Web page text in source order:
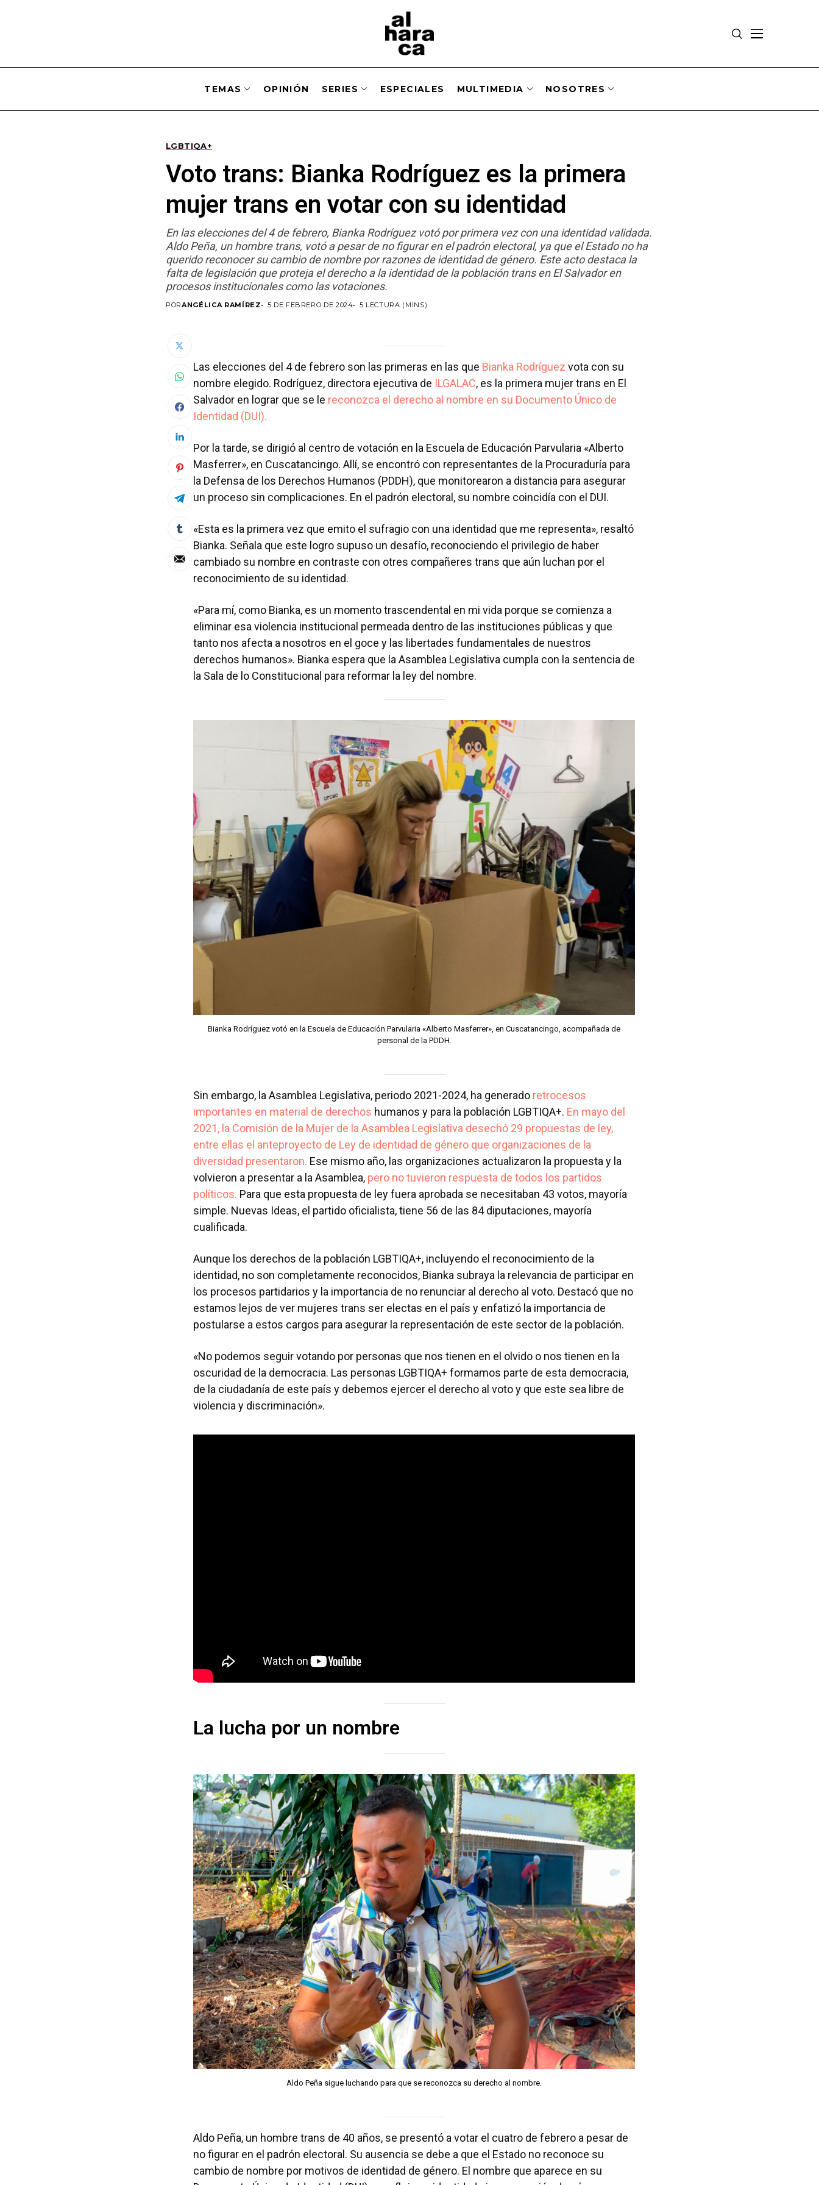
TEMAS OPINIÓN SERIES ESPECIALES MULTIMEDIA NOSOTRES
LGBTIQA+
Voto trans: Bianka Rodríguez es la primera
mujer trans en votar con su identidad
En las elecciones del 4 de febrero, Bianka Rodríguez votó por primera vez con una identidad validada.
Aldo Peña, un hombre trans, votó a pesar de no figurar en el padrón electoral, ya que el Estado no ha
querido reconocer su cambio de nombre por razones de identidad de género. Este acto destaca la
falta de legislación que proteja el derecho a la identidad de la población trans en El Salvador en
procesos institucionales como las votaciones.
PORANGÉLICA RAMÍREZ 5 DE FEBRERO DE 2024 5 LECTURA (MINS)
Las elecciones del 4 de febrero son las primeras en las que Bianka Rodríguez vota con su
nombre elegido. Rodríguez, directora ejecutiva de ILGALAC, es la primera mujer trans en El
Salvador en lograr que se le reconozca el derecho al nombre en su Documento Único de
Identidad (DUI).
Por la tarde, se dirigió al centro de votación en la Escuela de Educación Parvularia «Alberto
Masferrer», en Cuscatancingo. Allí, se encontró con representantes de la Procuraduría para
la Defensa de los Derechos Humanos (PDDH), que monitorearon a distancia para asegurar
un proceso sin complicaciones. En el padrón electoral, su nombre coincidía con el DUI.
«Esta es la primera vez que emito el sufragio con una identidad que me representa», resaltó
Bianka. Señala que este logro supuso un desafío, reconociendo el privilegio de haber
cambiado su nombre en contraste con otres compañeres trans que aún luchan por el
reconocimiento de su identidad.
«Para mí, como Bianka, es un momento trascendental en mi vida porque se comienza a
eliminar esa violencia institucional permeada dentro de las instituciones públicas y que
tanto nos afecta a nosotros en el goce y las libertades fundamentales de nuestros
derechos humanos». Bianka espera que la Asamblea Legislativa cumpla con la sentencia de
la Sala de lo Constitucional para reformar la ley del nombre.
Bianka Rodríguez votó en la Escuela de Educación Parvularia «Alberto Masferrer», en Cuscatancingo, acompañada de
personal de la PDDH.
Sin embargo, la Asamblea Legislativa, periodo 2021-2024, ha generado retrocesos
importantes en material de derechos humanos y para la población LGBTIQA+. En mayo del
2021, la Comisión de la Mujer de la Asamblea Legislativa desechó 29 propuestas de ley,
entre ellas el anteproyecto de Ley de identidad de género que organizaciones de la
diversidad presentaron. Ese mismo año, las organizaciones actualizaron la propuesta y la
volvieron a presentar a la Asamblea, pero no tuvieron respuesta de todos los partidos
políticos. Para que esta propuesta de ley fuera aprobada se necesitaban 43 votos, mayoría
simple. Nuevas Ideas, el partido oficialista, tiene 56 de las 84 diputaciones, mayoría
cualificada.
Aunque los derechos de la población LGBTIQA+, incluyendo el reconocimiento de la
identidad, no son completamente reconocidos, Bianka subraya la relevancia de participar en
los procesos partidarios y la importancia de no renunciar al derecho al voto. Destacó que no
estamos lejos de ver mujeres trans ser electas en el país y enfatizó la importancia de
postularse a estos cargos para asegurar la representación de este sector de la población.
«No podemos seguir votando por personas que nos tienen en el olvido o nos tienen en la
oscuridad de la democracia. Las personas LGBTIQA+ formamos parte de esta democracia,
de la ciudadanía de este país y debemos ejercer el derecho al voto y que este sea libre de
violencia y discriminación».
La lucha por un nombre
Aldo Peña sigue luchando para que se reconozca su derecho al nombre.
Aldo Peña, un hombre trans de 40 años, se presentó a votar el cuatro de febrero a pesar de
no figurar en el padrón electoral. Su ausencia se debe a que el Estado no reconoce su
cambio de nombre por motivos de identidad de género. El nombre que aparece en su